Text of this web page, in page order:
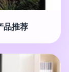
品推荐